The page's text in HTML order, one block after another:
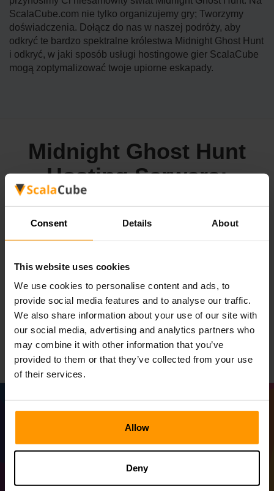
Consent Details About
This website uses cookies
We use cookies to personalise content and ads, to
provide social media features and to analyse our traffic.
We also share information about your use of our site with
our social media, advertising and analytics partners who
may combine it with other information that you’ve
provided to them or that they’ve collected from your use
of their services.
Allow
Deny
ScalaCube.com nie tylko organizujemy gry; Tworzymy
doświadczenia. Dołącz do nas w naszej podróży, aby
odkryć te bardzo spektralne królestwa Midnight Ghost Hunt
i odkryć, w jaki sposób usługi hostingowe gier ScalaCube
mogą zoptymalizować twoje upiorne eskapady.
Midnight Ghost Hunt
Hosting Serwera:
stabilnością, zwiększoną wydajnością i niezawodnością.
Goście Midnight Ghost Hunt na temat hostingu ScalaCube
i doświadczają nadprzyrodzonej sceny odtwarzanej z
wiarygodnością partnera sojusznika.